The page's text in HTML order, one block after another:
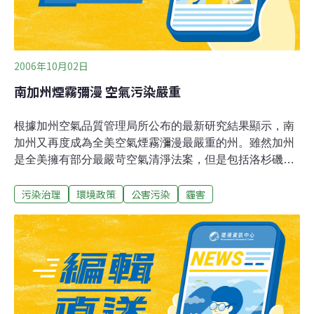
2006年10月02日
南加州煙霧彌漫 空氣污染嚴重
根據加州空氣品質管理局所公布的最新研究結果顯示，南
加州又再度成為全美空氣煙霧瀰漫最嚴重的州。雖然加州
是全美擁有部分最嚴苛空氣清淨法案，但是包括洛杉磯和
金河谷地和德州的休士頓還糟。在煙霧季節裡，南加州空
日止，已是第3年蟬連空氣品質最差的紀錄。加州空氣品
質管理局表示，從整體來看，因個人因素造成空氣品質下
降的比例，在過去20年來已有大幅度減少。雖然許多車輛
都改採用污染較少的燃料油，但因許多重型載貨車、船和
火車仍使用汽油為燃料，使得空氣中煙霧含量一直無法下
降。
污染治理 環境政策 公害污染 霾害